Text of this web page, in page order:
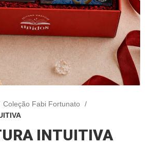
Coleção Fabi Fortunato
INTUITIVA